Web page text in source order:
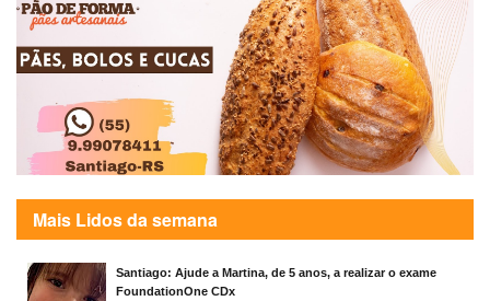
Mais Lidos da semana
Santiago: Ajude a Martina, de 5 anos, a realizar o exame
FoundationOne CDx